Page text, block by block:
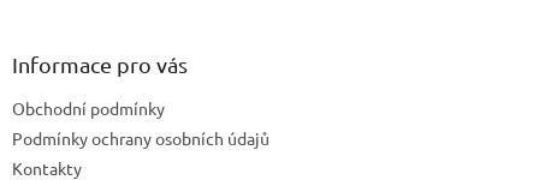
Informace pro vás
Obchodní podmínky
Podmínky ochrany osobních údajů
Kontakty